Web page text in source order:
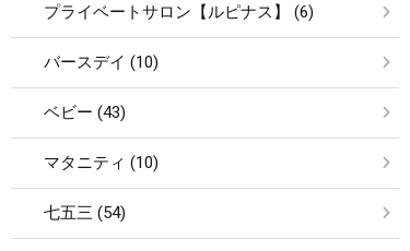
プライベートサロン【ルピナス】 (6)
バースデイ (10)
ベビー (43)
マタニティ (10)
七五三 (54)